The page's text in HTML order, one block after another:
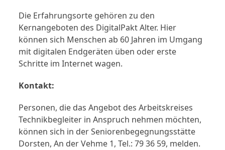
Die Erfahrungsorte gehören zu den
Kernangeboten des DigitalPakt Alter. Hier
können sich Menschen ab 60 Jahren im Umgang
mit digitalen Endgeräten üben oder erste
Schritte im Internet wagen.
Kontakt:
Personen, die das Angebot des Arbeitskreises
Technikbegleiter in Anspruch nehmen möchten,
können sich in der Seniorenbegegnungsstätte
Dorsten, An der Vehme 1, Tel.: 79 36 59, melden.